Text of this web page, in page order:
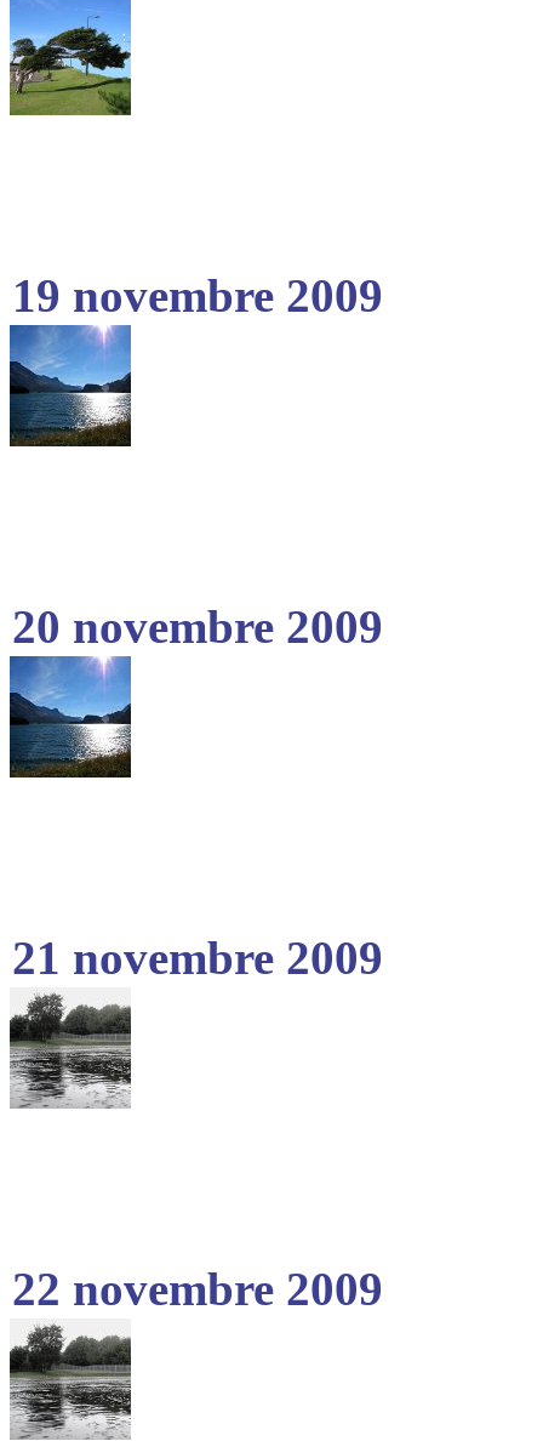
19 novembre 2009
20 novembre 2009
21 novembre 2009
22 novembre 2009